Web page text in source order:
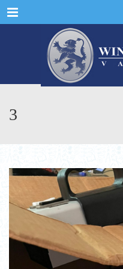
Menu
3